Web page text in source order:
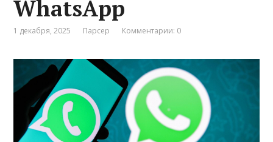
WhatsApp
1 декабря, 2025 Парсер Комментарии: 0